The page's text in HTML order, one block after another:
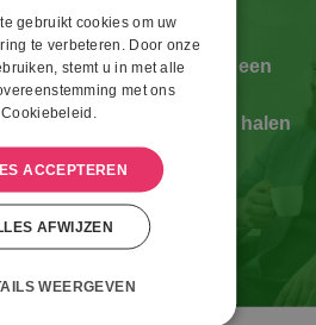
Wil je als nieuwe OR een
start maken?
OR het beste naar boven halen
van de OR te verhogen?
je graag verder!
CONTACT
gebruikt cookies om uw
te verbeteren. Door onze
stemt u in met alle
met ons
Cookiebeleid.
ACCEPTEREN
AFWIJZEN
WEERGEVEN